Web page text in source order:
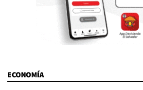
ECONOMÍA